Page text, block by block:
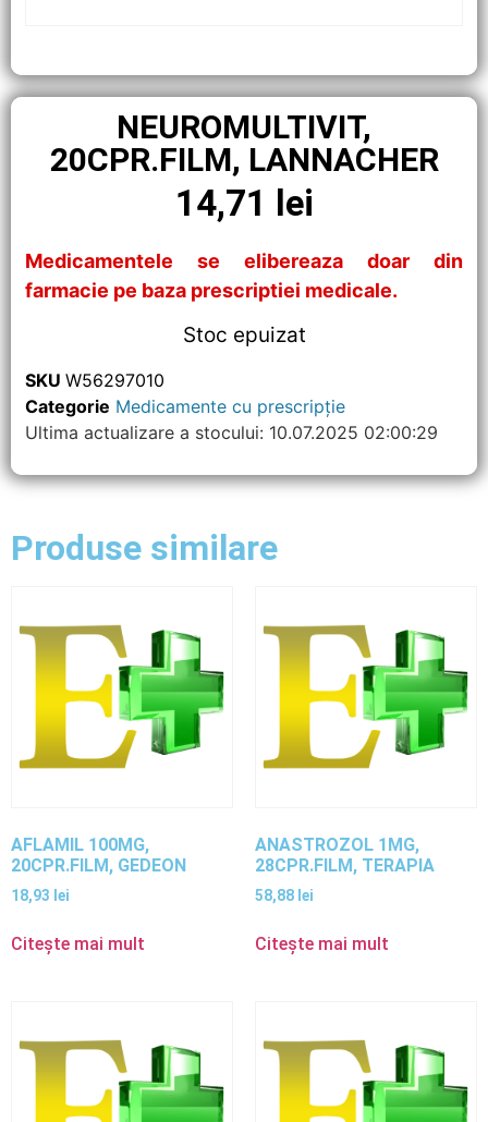
NEUROMULTIVIT,
20CPR.FILM, LANNACHER
14,71 lei
Medicamentele se elibereaza doar din
farmacie pe baza prescriptiei medicale.
Stoc epuizat
SKU W56297010
Categorie Medicamente cu prescripție
Ultima actualizare a stocului: 10.07.2025 02:00:29
Produse similare
AFLAMIL 100MG,
20CPR.FILM, GEDEON
18,93 lei
Citește mai mult
ANASTROZOL 1MG,
28CPR.FILM, TERAPIA
58,88 lei
Citește mai mult